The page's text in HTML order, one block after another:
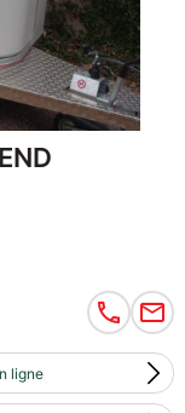
ligne